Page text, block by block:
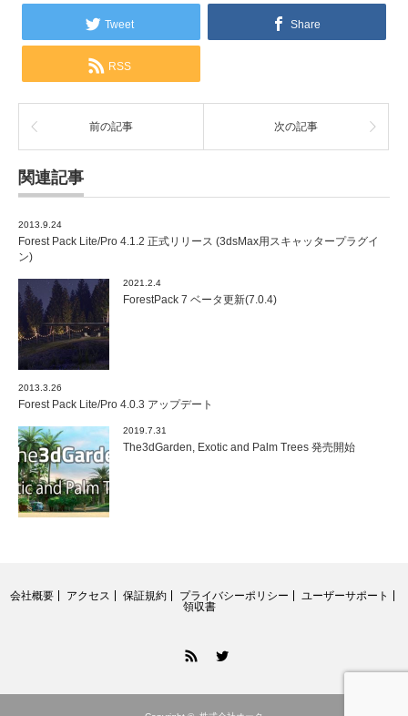
Tweet Share
RSS
前の記事 次の記事
関連記事
2013.9.24
Forest Pack Lite/Pro 4.1.2 正式リリース (3dsMax用スキャッタープラグイ
ン)
2021.2.4
ForestPack 7 ベータ更新(7.0.4)
2013.3.26
Forest Pack Lite/Pro 4.0.3 アップデート
2019.7.31
The3dGarden, Exotic and Palm Trees 発売開始
会社概要 アクセス 保証規約 プライバシーポリシー
ユーザーサポート
領収書